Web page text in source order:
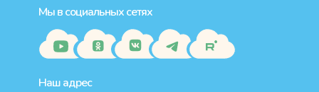
Наш адрес
Мы в социальных сетях